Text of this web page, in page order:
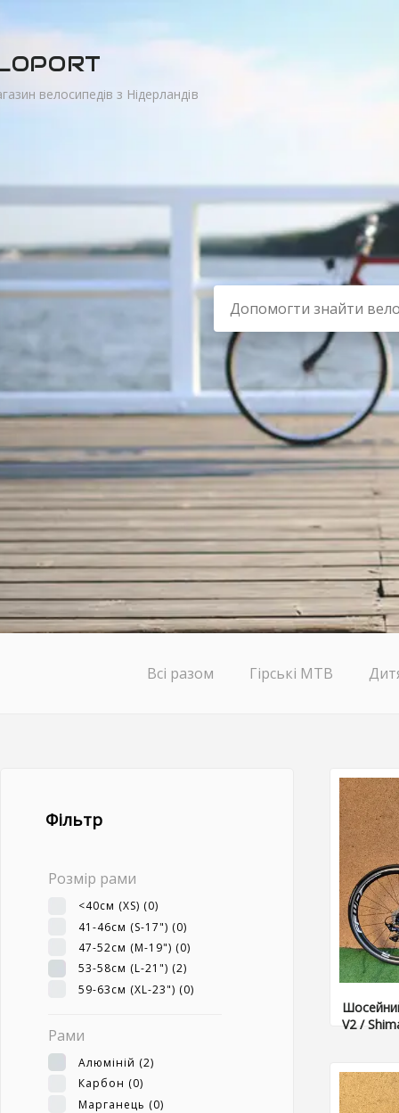
велосипедів з Нідерландів
Всі разом Гірські MTB
Фільтр
Розмір рами
<40см (XS) (0)
41-46см (S-17") (0)
47-52см (M-19") (0)
53-58см (L-21") (2)
59-63см (XL-23") (0)
Рами
Алюміній (2)
Карбон (0)
Марганець (0)
V2 /